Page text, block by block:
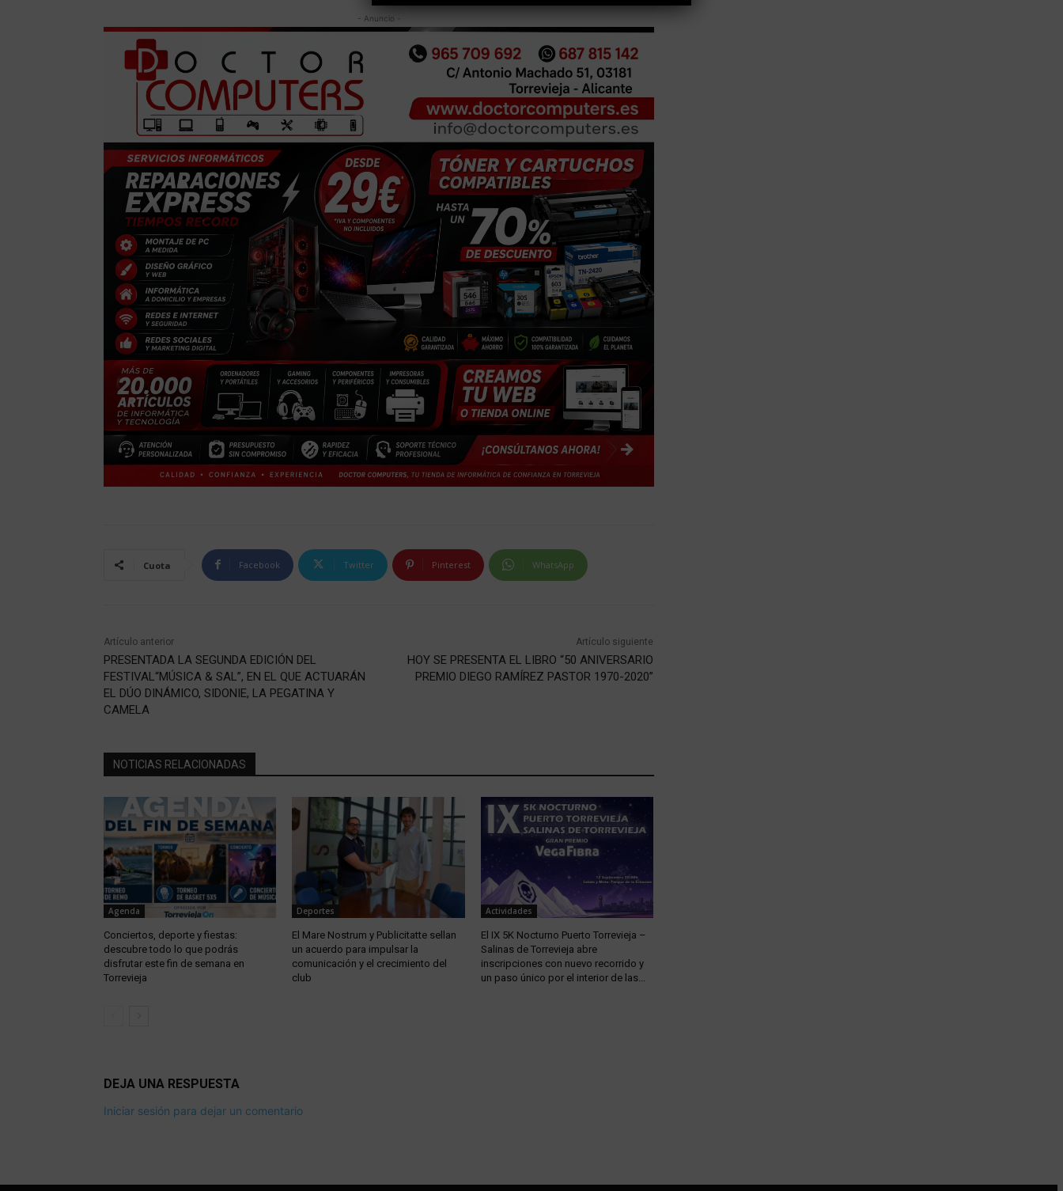
- Anuncio -
Cuota Facebook Twitter Pinterest WhatsApp
Artículo anterior
PRESENTADA LA SEGUNDA EDICIÓN DEL
FESTIVAL“MÚSICA & SAL”, EN EL QUE ACTUARÁN
EL DÚO DINÁMICO, SIDONIE, LA PEGATINA Y
CAMELA
Artículo siguiente
HOY SE PRESENTA EL LIBRO “50 ANIVERSARIO
PREMIO DIEGO RAMÍREZ PASTOR 1970-2020”
NOTICIAS RELACIONADAS
Agenda
Conciertos, deporte y fiestas:
descubre todo lo que podrás
disfrutar este fin de semana en
Torrevieja
Deportes
El Mare Nostrum y Publicitatte sellan
un acuerdo para impulsar la
comunicación y el crecimiento del
club
Actividades
El IX 5K Nocturno Puerto Torrevieja –
Salinas de Torrevieja abre
inscripciones con nuevo recorrido y
un paso único por el interior de las...
DEJA UNA RESPUESTA
Iniciar sesión para dejar un comentario